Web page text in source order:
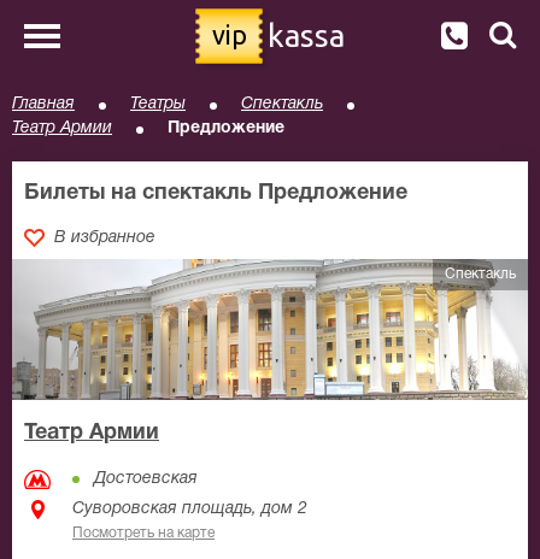
vip kassa
Главная Театры
Спектакль
Театр Армии
Предложение
Билеты на спектакль Предложение
В избранное
Спектакль
Театр Армии
Достоевская
Суворовская площадь, дом 2
Посмотреть на карте